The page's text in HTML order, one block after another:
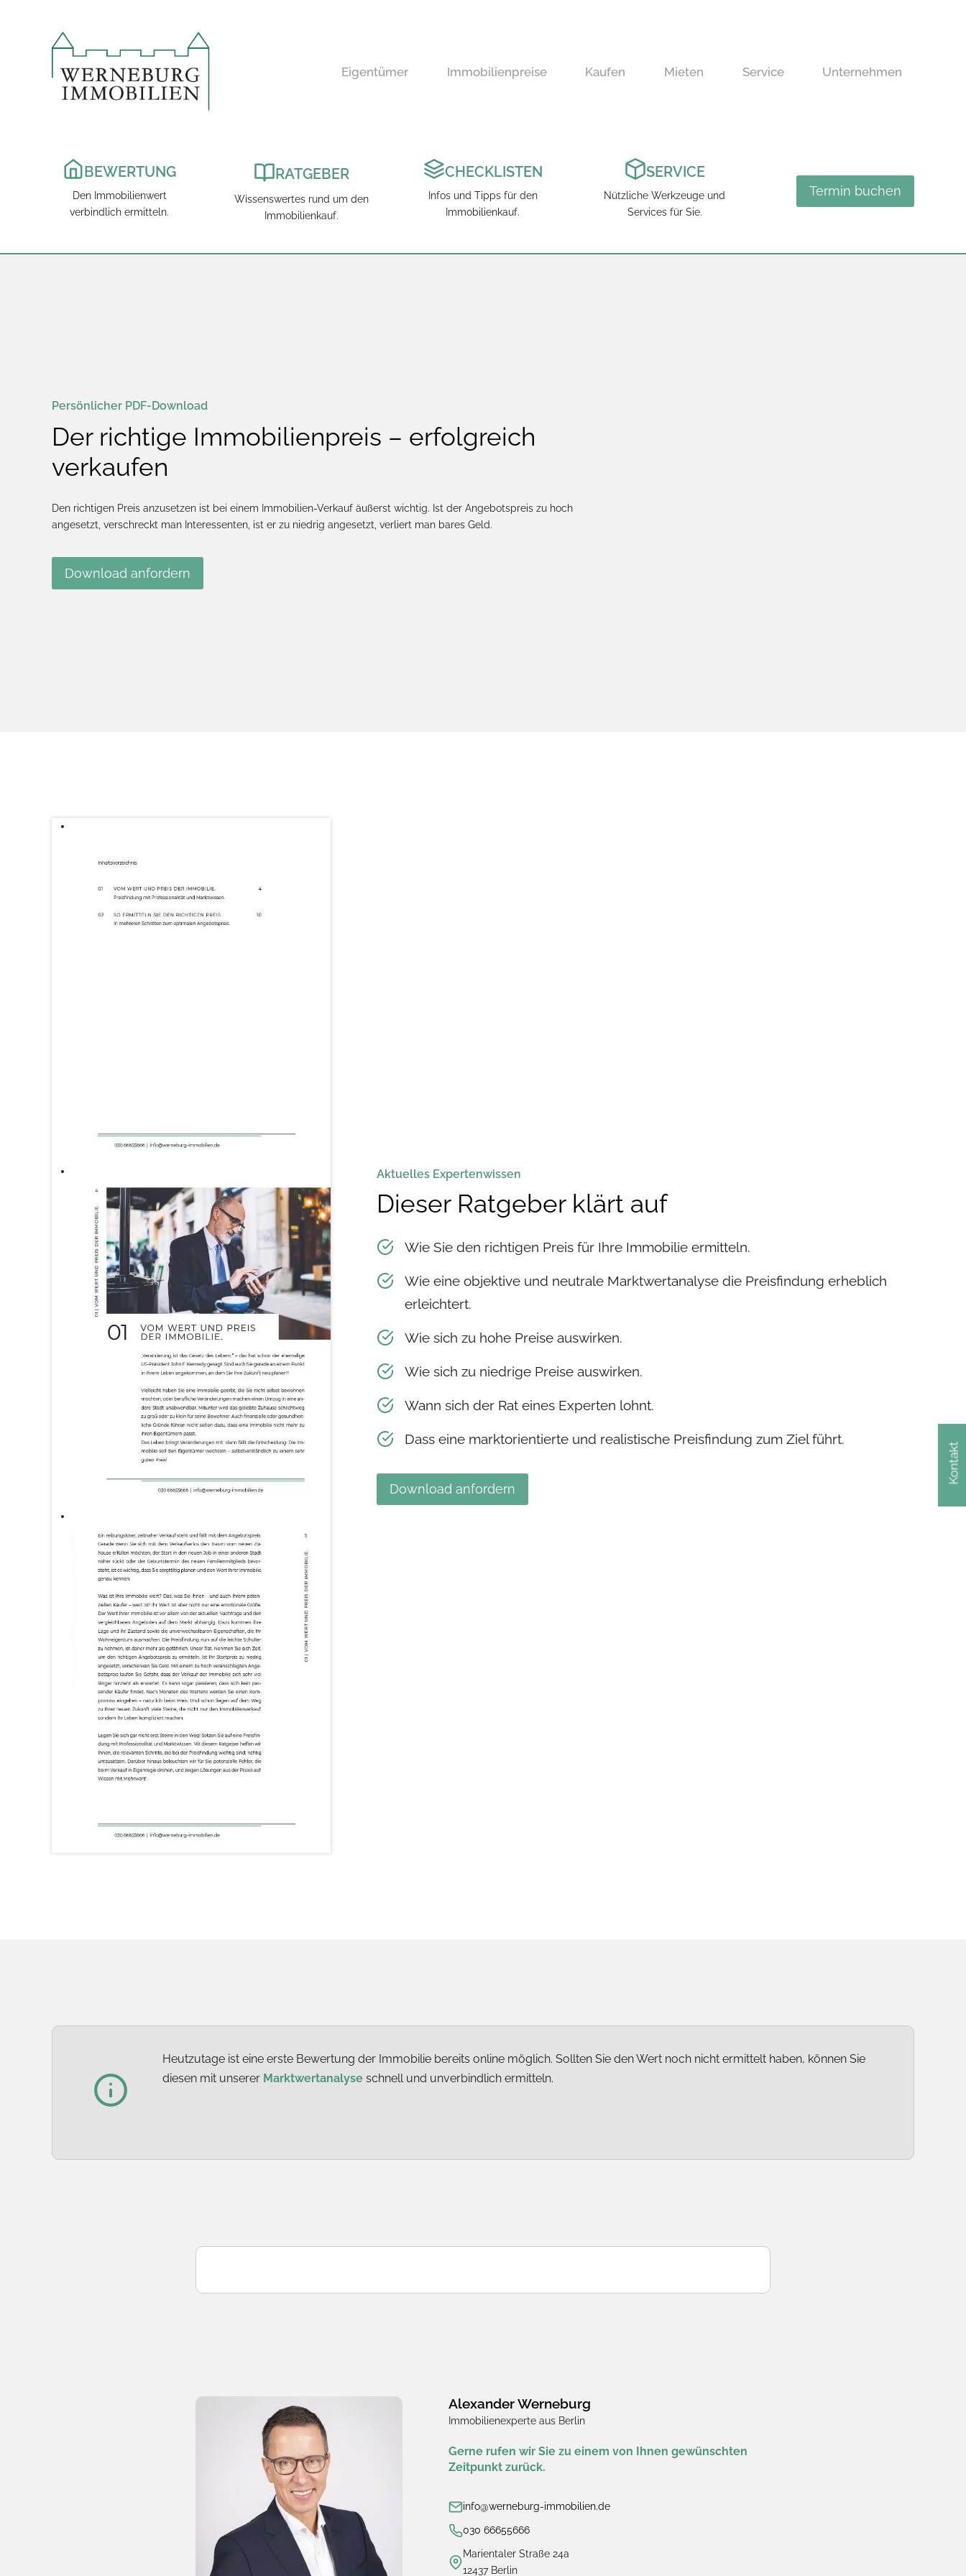
Eigentümer Immobilienpreise Kaufen Mieten Service Unternehmen
Kontakt
BEWERTUNG
Den Immobilienwert
verbindlich ermitteln.
RATGEBER
Wissenswertes rund um den
Immobilienkauf.
CHECKLISTEN
Infos und Tipps für den
Immobilienkauf.
SERVICE
Nützliche Werkzeuge und
Services für Sie.
Termin buchen
Persönlicher PDF-Download
Der richtige Immobilienpreis – erfolgreich
verkaufen
Den richtigen Preis anzusetzen ist bei einem Immobilien-Verkauf äußerst wichtig. Ist der Angebotspreis zu hoch
angesetzt, verschreckt man Interessenten, ist er zu niedrig angesetzt, verliert man bares Geld.
Download anfordern
Aktuelles Expertenwissen
Dieser Ratgeber klärt auf
Wie Sie den richtigen Preis für Ihre Immobilie ermitteln.
Wie eine objektive und neutrale Marktwertanalyse die Preisfindung erheblich
erleichtert.
Wie sich zu hohe Preise auswirken.
Wie sich zu niedrige Preise auswirken.
Wann sich der Rat eines Experten lohnt.
Dass eine marktorientierte und realistische Preisfindung zum Ziel führt.
Download anfordern
Heutzutage ist eine erste Bewertung der Immobilie bereits online möglich. Sollten Sie den Wert noch nicht ermittelt haben, können Sie
diesen mit unserer Marktwertanalyse schnell und unverbindlich ermitteln.
Alexander Werneburg
Immobilienexperte aus Berlin
Gerne rufen wir Sie zu einem von Ihnen gewünschten
Zeitpunkt zurück.
info@werneburg-immobilien.de
030 66655666
Marientaler Straße 24a
12437 Berlin